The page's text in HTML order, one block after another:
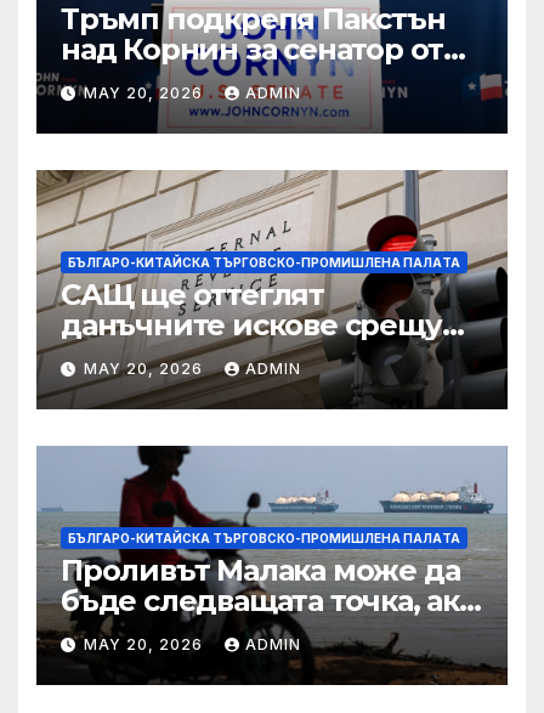
Тръмп подкрепя Пакстън
над Корнин за сенатор от
Тексас в шокираща
подкрепа
MAY 20, 2026 ADMIN
БЪЛГАРО-КИТАЙСКА ТЪРГОВСКО-ПРОМИШЛЕНА ПАЛAТА
САЩ ще оттеглят
данъчните искове срещу
Тръмп „завинаги“ в
сделката за съдебно дело с
IRS
MAY 20, 2026 ADMIN
БЪЛГАРО-КИТАЙСКА ТЪРГОВСКО-ПРОМИШЛЕНА ПАЛAТА
Проливът Малака може да
бъде следващата точка, ако
Азия не внимава
MAY 20, 2026 ADMIN